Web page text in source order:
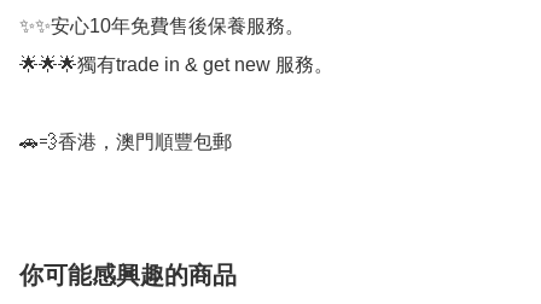
✨✨安心10年免費售後保養服務。
🌟🌟🌟獨有trade in & get new 服務。
🚗💨香港，澳門順豐包郵
你可能感興趣的商品